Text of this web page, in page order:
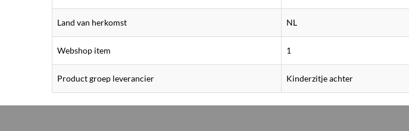
Land van herkomst NL
Webshop item 1
Product groep leverancier Kinderzitje achter